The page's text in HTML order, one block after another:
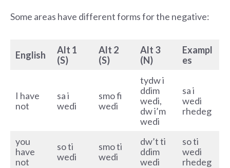
Some areas have different forms for the negative:
English
Alt 1
(S)
Alt 2
(S)
Alt 3
(N)
Exampl
es
I have
not
sa i
wedi
smo fi
wedi
tydw i
ddim
wedi,
dw i’m
wedi
sa i
wedi
rhedeg
you
have
not
so ti
wedi
smo ti
wedi
dw’t ti
ddim
wedi
so ti
wedi
rhedeg